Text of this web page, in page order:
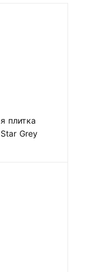
плитка
Grey